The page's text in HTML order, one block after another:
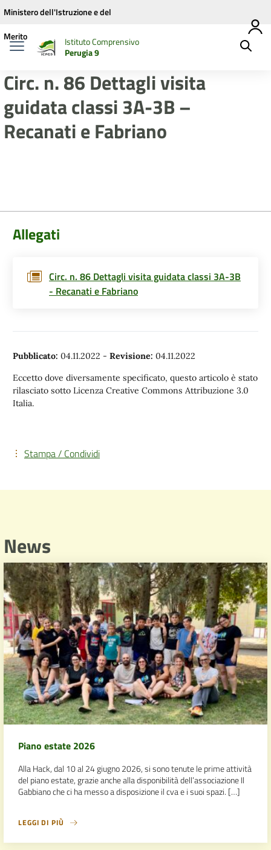
Vai ai contenuti
Vai al menu di navigazione
Vai al footer
Ministero dell'Istruzione e del
Merito
Istituto Comprensivo
Perugia 9
Circ. n. 86 Dettagli visita
guidata classi 3A-3B –
Recanati e Fabriano
Allegati
Circ. n. 86 Dettagli visita guidata classi 3A-3B
- Recanati e Fabriano
Pubblicato: 04.11.2022 - Revisione: 04.11.2022
Eccetto dove diversamente specificato, questo articolo è stato
rilasciato sotto Licenza Creative Commons Attribuzione 3.0
Italia.
Stampa / Condividi
News
Piano estate 2026
Alla Hack, dal 10 al 24 giugno 2026, si sono tenute le prime attività
del piano estate, grazie anche alla disponibilità dell’associazione Il
Gabbiano che ci ha messo a disposizione il cva e i suoi spazi. […]
LEGGI DI PIÙ